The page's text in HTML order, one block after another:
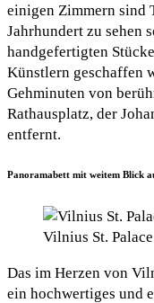
einigen Zimmern sind
Jahrhundert zu sehen
handgefertigten
Künstlern geschaffen
Gehminuten von
Rathausplatz, der
entfernt.
Panoramabett mit weitem Blick
Vilnius St. Palace
Das im Herzen von
ein hochwertiges und